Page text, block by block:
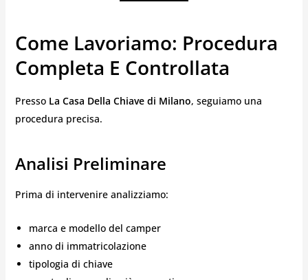
Come Lavoriamo: Procedura
Completa E Controllata
Presso La Casa Della Chiave di Milano, seguiamo una
procedura precisa.
Analisi Preliminare
Prima di intervenire analizziamo:
marca e modello del camper
anno di immatricolazione
tipologia di chiave